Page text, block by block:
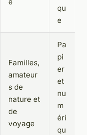
qu
e
Familles,
amateur
s de
nature et
de
voyage
Pa
pi
er
et
nu
m
éri
qu